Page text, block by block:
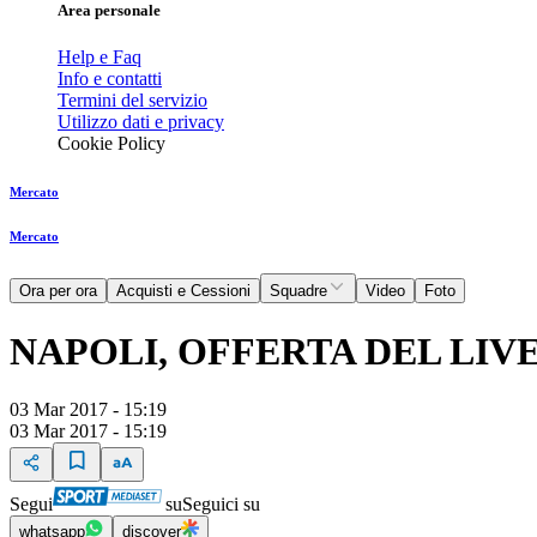
Area personale
Help e Faq
Info e contatti
Termini del servizio
Utilizzo dati e privacy
Cookie Policy
Mercato
Mercato
Ora per ora Acquisti e Cessioni Squadre Video Foto
NAPOLI, OFFERTA DEL
03 Mar 2017 - 15:19
03 Mar 2017 - 15:19
Segui suSeguici su
whatsapp discover